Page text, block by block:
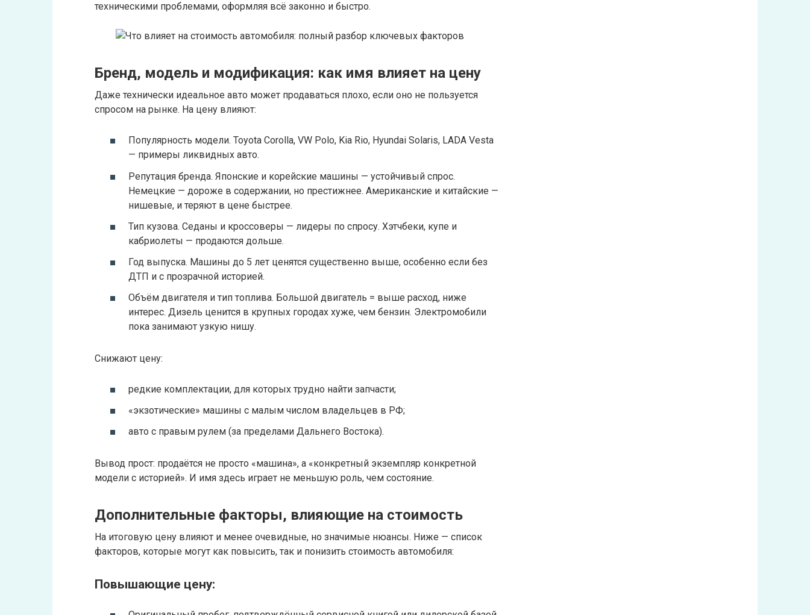
техническими проблемами, оформляя всё законно и быстро.
Бренд, модель и модификация: как имя влияет на цену
Даже технически идеальное авто может продаваться плохо, если оно не пользуется
спросом на рынке. На цену влияют:
Популярность модели. Toyota Corolla, VW Polo, Kia Rio, Hyundai Solaris, LADA Vesta
— примеры ликвидных авто.
Репутация бренда. Японские и корейские машины — устойчивый спрос.
Немецкие — дороже в содержании, но престижнее. Американские и китайские —
нишевые, и теряют в цене быстрее.
Тип кузова. Седаны и кроссоверы — лидеры по спросу. Хэтчбеки, купе и
кабриолеты — продаются дольше.
Год выпуска. Машины до 5 лет ценятся существенно выше, особенно если без
ДТП и с прозрачной историей.
Объём двигателя и тип топлива. Большой двигатель = выше расход, ниже
интерес. Дизель ценится в крупных городах хуже, чем бензин. Электромобили
пока занимают узкую нишу.
Снижают цену:
редкие комплектации, для которых трудно найти запчасти;
«экзотические» машины с малым числом владельцев в РФ;
авто с правым рулем (за пределами Дальнего Востока).
Вывод прост: продаётся не просто «машина», а «конкретный экземпляр конкретной
модели с историей». И имя здесь играет не меньшую роль, чем состояние.
Дополнительные факторы, влияющие на стоимость
На итоговую цену влияют и менее очевидные, но значимые нюансы. Ниже — список
факторов, которые могут как повысить, так и понизить стоимость автомобиля:
Повышающие цену: